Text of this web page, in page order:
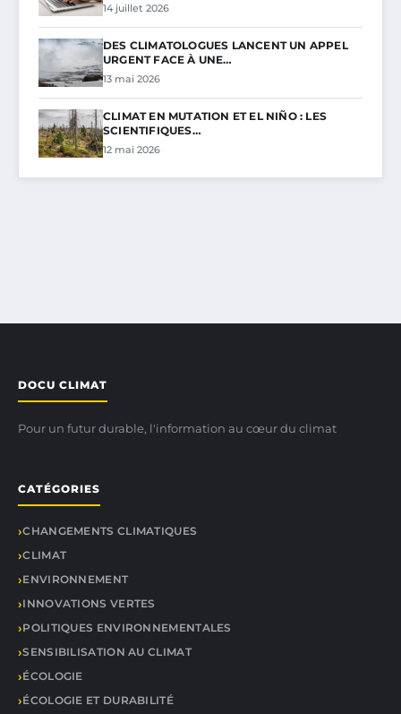
14 juillet 2026
DES CLIMATOLOGUES LANCENT UN APPEL
URGENT FACE À UNE…
13 mai 2026
CLIMAT EN MUTATION ET EL NIÑO : LES
SCIENTIFIQUES…
12 mai 2026
DOCU CLIMAT
Pour un futur durable, l'information au cœur du climat
CATÉGORIES
CHANGEMENTS CLIMATIQUES
CLIMAT
ENVIRONNEMENT
INNOVATIONS VERTES
POLITIQUES ENVIRONNEMENTALES
SENSIBILISATION AU CLIMAT
ÉCOLOGIE
ÉCOLOGIE ET DURABILITÉ